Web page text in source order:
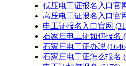
低压电工证报名入口官
高压电工证报名入口官
电工证报名入口官网
石家庄电工证如何报名
石家庄电工证办理
石家庄电工证怎么报名